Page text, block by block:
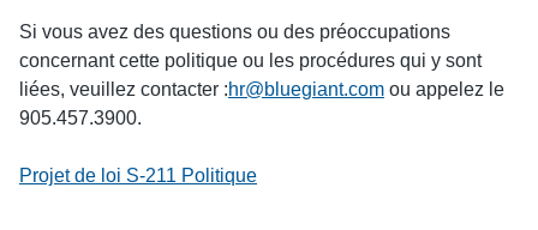
Si vous avez des questions ou des préoccupations
concernant cette politique ou les procédures qui y sont
liées, veuillez contacter :hr@bluegiant.com ou appelez le
905.457.3900.
Projet de loi S-211 Politique